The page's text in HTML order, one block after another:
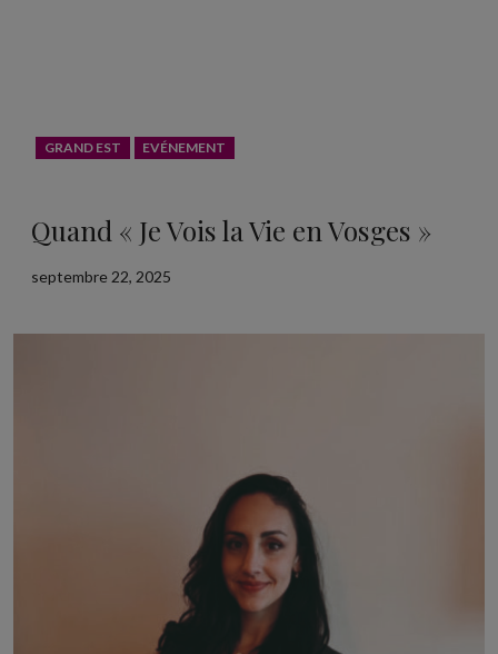
GRAND EST EVÉNEMENT
Quand « Je Vois la Vie en Vosges »
septembre 22, 2025